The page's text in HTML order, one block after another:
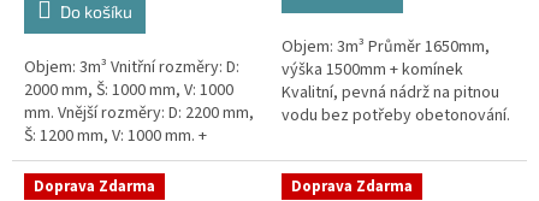
Do košíku
Objem: 3m³ Vnitřní rozměry: D:
2000 mm, Š: 1000 mm, V: 1000
mm. Vnější rozměry: D: 2200 mm,
Š: 1200 mm, V: 1000 mm. +
komínek. Kvalitní nádrž na pitnou
vodu pod parkovací...
hvězdiček.
Objem: 3m³ Průměr 1650mm,
výška 1500mm + komínek
Kvalitní, pevná nádrž na pitnou
vodu bez potřeby obetonování.
prostupů pro potrubí a hadice
specifikujte...
Doprava Zdarma Doprava Zdarma